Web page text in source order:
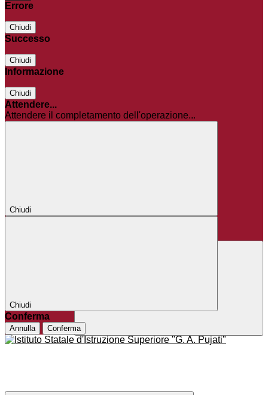
Errore
Chiudi
Successo
Chiudi
Informazione
Chiudi
Attendere...
Attendere il completamento dell'operazione...
Chiudi
Chiudi
Conferma
Annulla Conferma